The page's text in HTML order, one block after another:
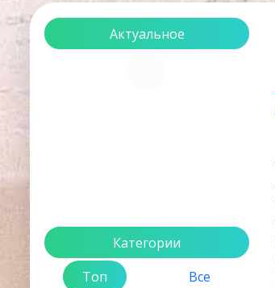
Актуальное
Категории
Топ
Все